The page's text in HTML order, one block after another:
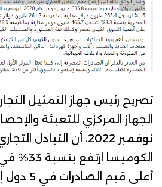
تصريح رئيس جهاز التمثيل
نوفمبر 2022، أن
أعلى قيم